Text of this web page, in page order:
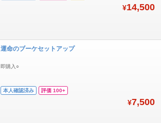
¥14,500
運命のブーケセットアップ
即購入○
本人確認済み 評価 100+
¥7,500